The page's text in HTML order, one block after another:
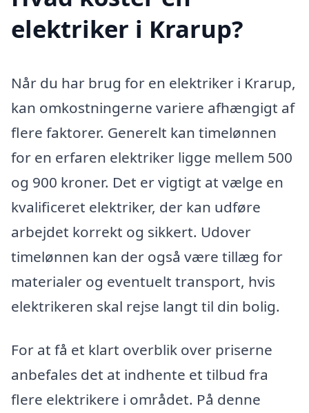
elektriker i Krarup?
Når du har brug for en elektriker i Krarup,
kan omkostningerne variere afhængigt af
flere faktorer. Generelt kan timelønnen
for en erfaren elektriker ligge mellem 500
og 900 kroner. Det er vigtigt at vælge en
kvalificeret elektriker, der kan udføre
arbejdet korrekt og sikkert. Udover
timelønnen kan der også være tillæg for
materialer og eventuelt transport, hvis
elektrikeren skal rejse langt til din bolig.
For at få et klart overblik over priserne
anbefales det at indhente et tilbud fra
flere elektrikere i området. På denne